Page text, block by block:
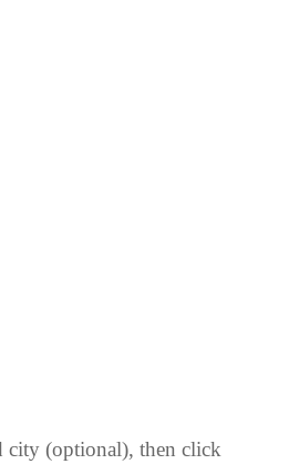
city (optional), then click